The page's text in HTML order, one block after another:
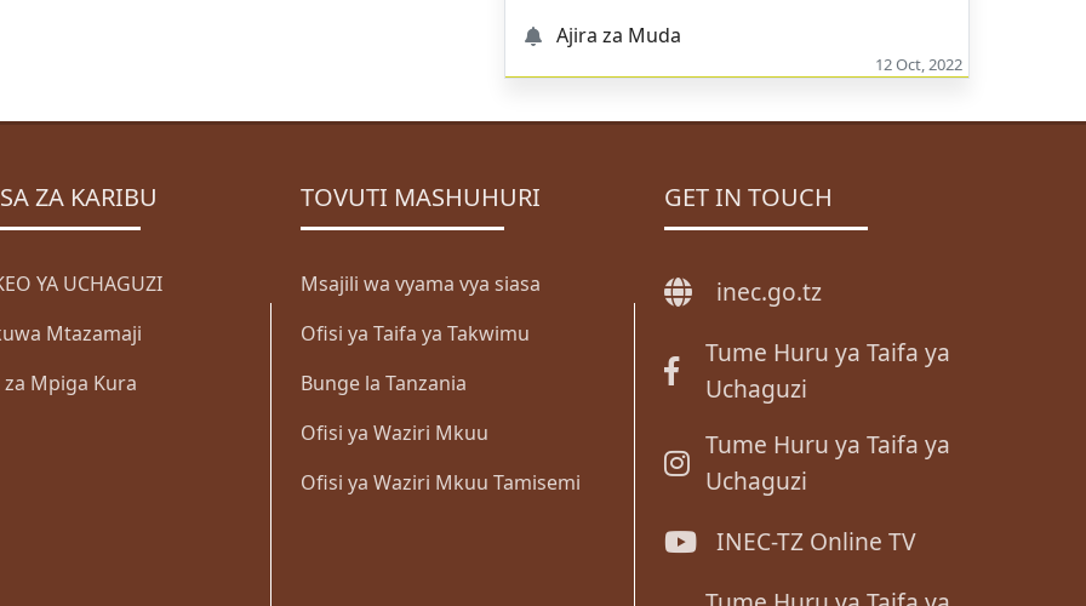
Ajira za Muda
12 Oct, 2022
ZA KARIBU
YA UCHAGUZI
Mtazamaji
Mpiga Kura
TOVUTI MASHUHURI
Msajili wa vyama vya siasa
Ofisi ya Taifa ya Takwimu
Bunge la Tanzania
Ofisi ya Waziri Mkuu
Ofisi ya Waziri Mkuu Tamisemi
GET IN TOUCH
inec.go.tz
Tume Huru ya Taifa ya
Uchaguzi
Tume Huru ya Taifa ya
Uchaguzi
INEC-TZ Online TV